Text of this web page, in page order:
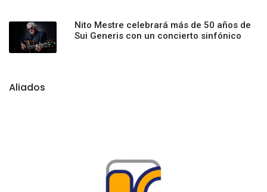
Nito Mestre celebrará más de 50 años de
Sui Generis con un concierto sinfónico
Aliados